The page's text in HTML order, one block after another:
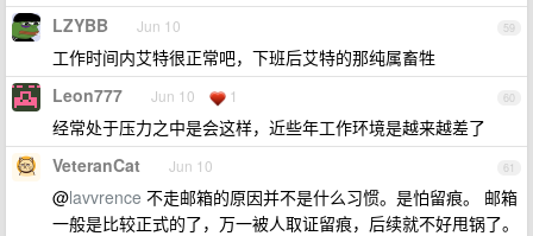
59
LZYBB Jun 10
工作时间内艾特很正常吧，下班后艾特的那纯属畜牲
60
Leon777 Jun 10 1
经常处于压力之中是会这样，近些年工作环境是越来越差了
61
VeteranCat Jun 10
@lavvrence 不走邮箱的原因并不是什么习惯。是怕留痕。 邮箱
一般是比较正式的了，万一被人取证留痕，后续就不好甩锅了。